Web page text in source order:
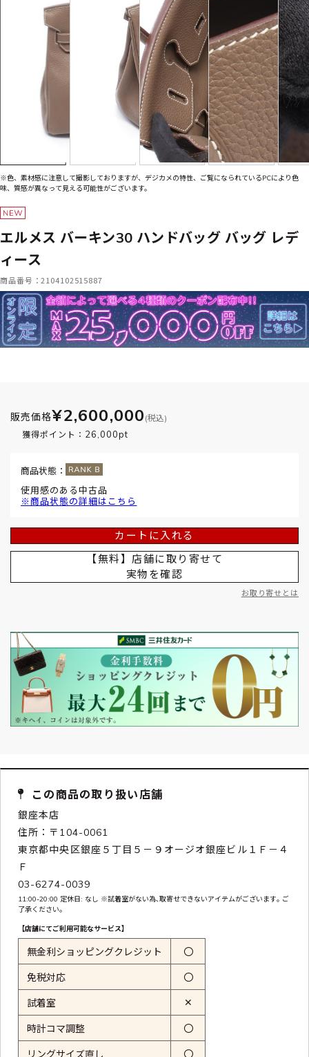
※色、素材感に注意して撮影しておりますが、デジカメの特性、ご覧になられているPCにより色
味、質感が異なって見える可能性がございます。
エルメス バーキン30 ハンドバッグ バッグ レデ
ィース
商品番号：2104102515887
販売価格¥2,600,000 (税込)
獲得ポイント： 26,000pt
商品状態：
使用感のある中古品
※商品状態の詳細はこちら
カートに入れる
【無料】店舗に取り寄せて
実物を確認
お取り寄せとは
この商品の取り扱い店舗
銀座本店
住所：〒104-0061
東京都中央区銀座５丁目５－９オージオ銀座ビル１Ｆ－４
Ｆ
03-6274-0039
11:00-20:00 定休日: なし ※試着室がない為､取寄せできないアイテムがございます｡ ご
了承ください｡
【店舗にてご利用可能なサービス】
無金利ショッピングクレジット 〇
免税対応 〇
試着室 ✕
時計コマ調整 〇
リングサイズ直し 〇